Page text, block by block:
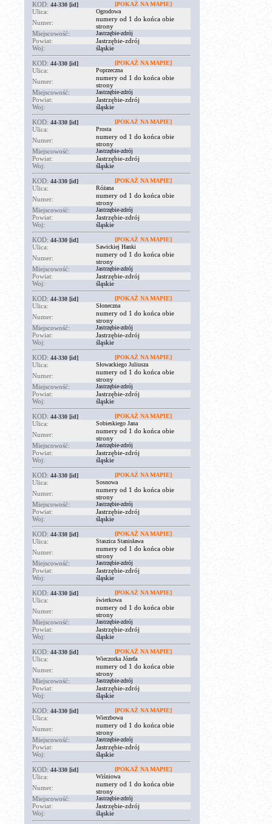
KOD: 44-330 [id] [POKAŻ NA MAPIE]
Ulica: Ogrodowa
Numer:
numery od 1 do końca obie
strony
Miejscowość:
Jastrzębie-zdrój
Powiat:
Jastrzębie-zdrój
Woj:
śląskie
KOD: 44-330 [id] [POKAŻ NA MAPIE]
Ulica: Poprzeczna
Numer:
numery od 1 do końca obie
strony
Miejscowość:
Jastrzębie-zdrój
Powiat:
Jastrzębie-zdrój
Woj:
śląskie
KOD: 44-330 [id] [POKAŻ NA MAPIE]
Ulica: Prosta
Numer:
numery od 1 do końca obie
strony
Miejscowość:
Jastrzębie-zdrój
Powiat:
Jastrzębie-zdrój
Woj:
śląskie
KOD: 44-330 [id] [POKAŻ NA MAPIE]
Ulica: Różana
Numer:
numery od 1 do końca obie
strony
Miejscowość:
Jastrzębie-zdrój
Powiat:
Jastrzębie-zdrój
Woj:
śląskie
KOD: 44-330 [id] [POKAŻ NA MAPIE]
Ulica: Sawickiej Hanki
Numer:
numery od 1 do końca obie
strony
Miejscowość:
Jastrzębie-zdrój
Powiat:
Jastrzębie-zdrój
Woj:
śląskie
KOD: 44-330 [id] [POKAŻ NA MAPIE]
Ulica: Słoneczna
Numer:
numery od 1 do końca obie
strony
Miejscowość:
Jastrzębie-zdrój
Powiat:
Jastrzębie-zdrój
Woj:
śląskie
KOD: 44-330 [id] [POKAŻ NA MAPIE]
Ulica: Słowackiego Juliusza
Numer:
numery od 1 do końca obie
strony
Miejscowość:
Jastrzębie-zdrój
Powiat:
Jastrzębie-zdrój
Woj:
śląskie
KOD: 44-330 [id] [POKAŻ NA MAPIE]
Ulica: Sobieskiego Jana
Numer:
numery od 1 do końca obie
strony
Miejscowość:
Jastrzębie-zdrój
Powiat:
Jastrzębie-zdrój
Woj:
śląskie
KOD: 44-330 [id] [POKAŻ NA MAPIE]
Ulica: Sosnowa
Numer:
numery od 1 do końca obie
strony
Miejscowość:
Jastrzębie-zdrój
Powiat:
Jastrzębie-zdrój
Woj:
śląskie
KOD: 44-330 [id] [POKAŻ NA MAPIE]
Ulica: Staszica Stanisława
Numer:
numery od 1 do końca obie
strony
Miejscowość:
Jastrzębie-zdrój
Powiat:
Jastrzębie-zdrój
Woj:
śląskie
KOD: 44-330 [id] [POKAŻ NA MAPIE]
Ulica: świerkowa
Numer:
numery od 1 do końca obie
strony
Miejscowość:
Jastrzębie-zdrój
Powiat:
Jastrzębie-zdrój
Woj:
śląskie
KOD: 44-330 [id] [POKAŻ NA MAPIE]
Ulica: Wieczorka Józefa
Numer:
numery od 1 do końca obie
strony
Miejscowość:
Jastrzębie-zdrój
Powiat:
Jastrzębie-zdrój
Woj:
śląskie
KOD: 44-330 [id] [POKAŻ NA MAPIE]
Ulica: Wierzbowa
Numer:
numery od 1 do końca obie
strony
Miejscowość:
Jastrzębie-zdrój
Powiat:
Jastrzębie-zdrój
Woj:
śląskie
KOD: 44-330 [id] [POKAŻ NA MAPIE]
Ulica: Wiśniowa
Numer:
numery od 1 do końca obie
strony
Miejscowość:
Jastrzębie-zdrój
Powiat:
Jastrzębie-zdrój
Woj:
śląskie